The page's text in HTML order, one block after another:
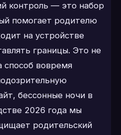
контроль — это набор
помогает родителю
на устройстве
границы. Это не
способ вовремя
бессонные ночи в
2026 года мы
родительский